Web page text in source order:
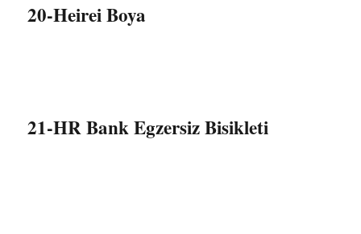
20-Heirei Boya
21-HR Bank Egzersiz Bisikleti